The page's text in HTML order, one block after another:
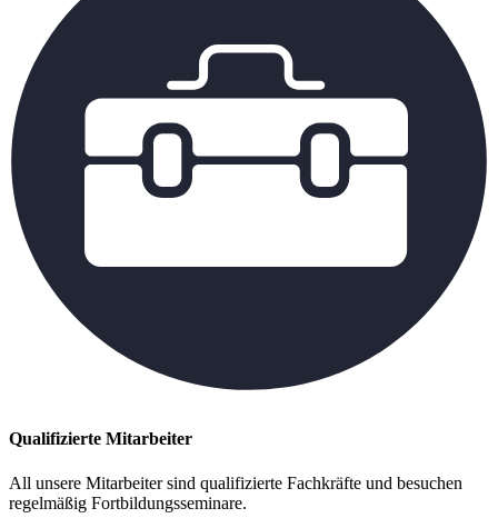
Qualifizierte Mitarbeiter
All unsere Mitarbeiter sind qualifizierte Fachkräfte und besuchen
regelmäßig Fortbildungsseminare.